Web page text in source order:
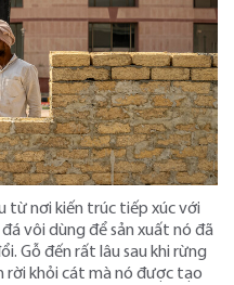
từ nơi kiến ​​trúc tiếp xúc với
vôi dùng để sản xuất nó đã
Gỗ đến rất lâu sau khi rừng
rời khỏi cát mà nó được tạo